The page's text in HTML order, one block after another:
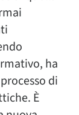
ha
di
È